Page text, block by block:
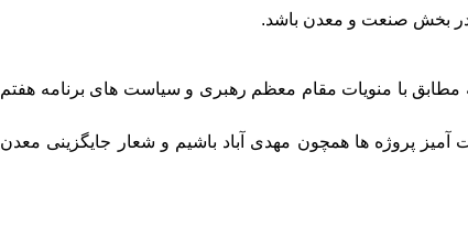
در بخش صنعت و معدن باشد.
که مطابق با منویات مقام معظم رهبری و سیاست های برنامه هفتم
پروژه ها همچون مهدی آباد باشیم و شعار جایگزینی معدن